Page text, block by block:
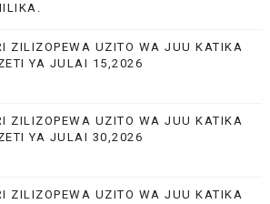
ZILIZOPEWA UZITO WA JUU KATIKA
YA JULAI 15,2026
ZILIZOPEWA UZITO WA JUU KATIKA
YA JULAI 30,2026
ZILIZOPEWA UZITO WA JUU KATIKA